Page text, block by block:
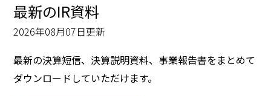
最新のIR資料
2026年08月07日更新
最新の決算短信、決算説明資料、事業報告書をまとめて
ダウンロードしていただけます。